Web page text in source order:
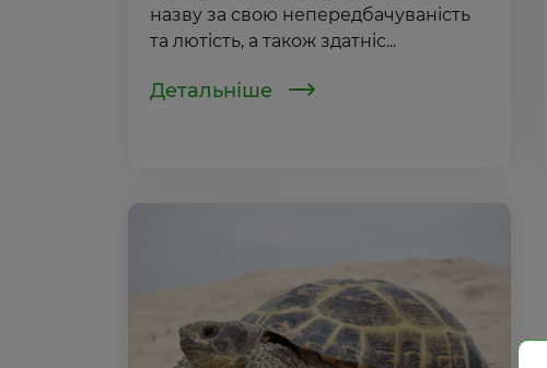
назву за свою непередбачуваність
та лютість, а також здатніс...
Детальніше